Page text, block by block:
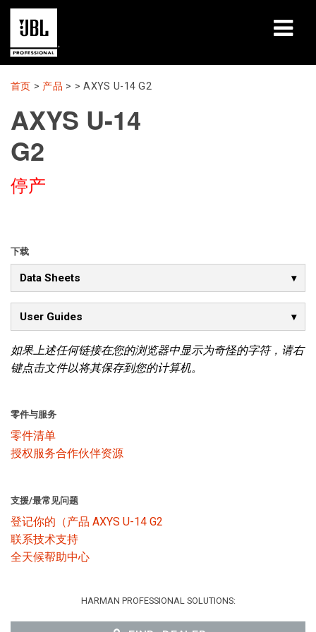
产品
案例研究
学习课程
培训
哪里购买和连接
支持
语言/地区
首页 > 产品 > >AXYS U-14 G2
AXYS U-14
G2
停产
下载
Data Sheets
User Guides
如果上述任何链接在您的浏览器中显示为奇怪的字符，请右
键点击文件以将其保存到您的计算机。
零件与服务
零件清单
授权服务合作伙伴资源
支援/最常见问题
登记你的（产品 AXYS U-14 G2
联系技术支持
全天候帮助中心
HARMAN PROFESSIONAL SOLUTIONS: